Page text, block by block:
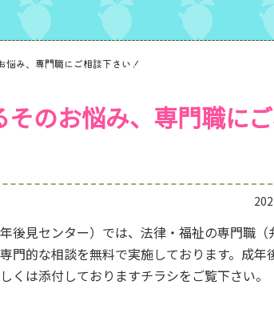
悩み、専門職にご相談下さい！
のお悩み、専門職に
後見センター）では、法律・福祉の専門職
門的な相談を無料で実施しております。成年
くは添付しておりますチラシをご覧下さい。